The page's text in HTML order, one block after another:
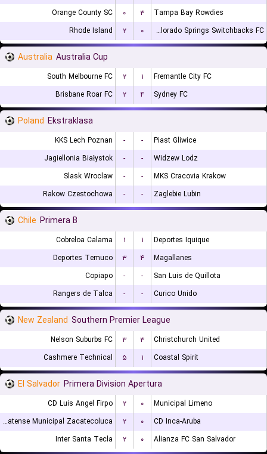
Orange County SC
۰ ۳
Tampa Bay Rowdies
Rhode Island
۲ ۰ Colorado Springs Switchbacks FC
Australia Australia Cup
South Melbourne FC ۲ ۱
Fremantle City FC
Brisbane Roar FC
۲ ۴ Sydney FC
Poland Ekstraklasa
KKS Lech Poznan - -
Piast Gliwice
Jagiellonia Białystok
- -
Widzew Lodz
Slask Wroclaw
- -
MKS Cracovia Krakow
Rakow Czestochowa
- - Zaglebie Lubin
Chile Primera B
Cobreloa Calama ۱ ۱
Deportes Iquique
Deportes Temuco
۳ ۴
Magallanes
Copiapo
- -
San Luis de Quillota
Rangers de Talca
- - Curico Unido
New Zealand Southern Premier League
Nelson Suburbs FC ۳ ۳
Christchurch United
Cashmere Technical
۵ ۱ Coastal Spirit
El Salvador Primera Division Apertura
CD Luis Angel Firpo ۲ ۰
Municipal Limeno
CD Platense Municipal Zacatecoluca
۲ ۰
CD Inca-Aruba
Inter Santa Tecla
۲ ۰ Alianza FC San Salvador